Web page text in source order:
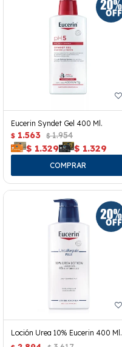
Eucerin Syndet Gel 400 Ml.
$ 1.563 $ 1.954
$ 1.329 $ 1.329
Loción Urea 10% Eucerin 400 Ml.